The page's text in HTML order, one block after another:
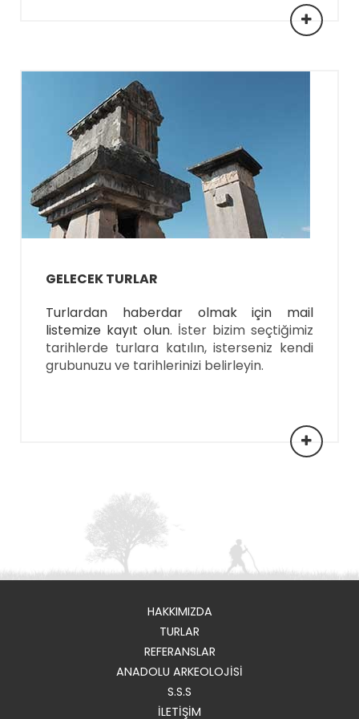
GELECEK TURLAR
Turlardan haberdar olmak için mail
listemize kayıt olun. İster bizim seçtiğimiz
tarihlerde turlara katılın, isterseniz kendi
grubunuzu ve tarihlerinizi belirleyin.
HAKKIMIZDA
TURLAR
REFERANSLAR
ANADOLU ARKEOLOJİSİ
S.S.S
İLETİŞİM